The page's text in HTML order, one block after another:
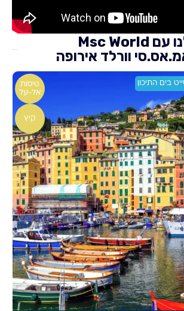
החבילות שלנו עם Msc World
בים התיכון
טיסות
אל-על
קיץ